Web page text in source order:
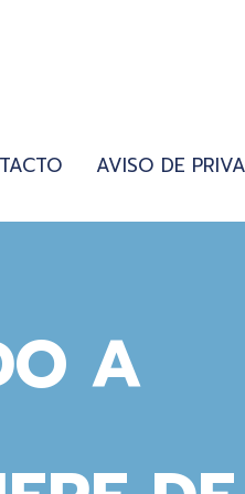
AVISO DE
A